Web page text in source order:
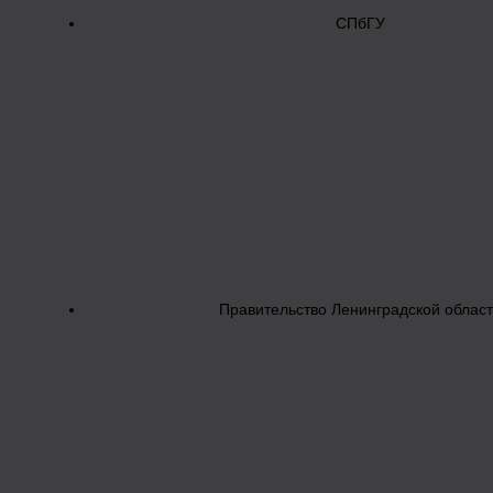
СПбГУ
Правительство Ленинградской